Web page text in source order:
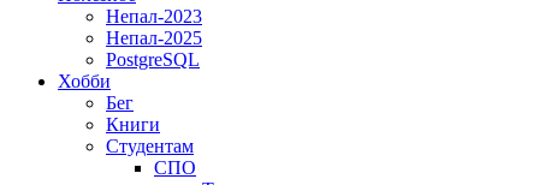
Непал-2023
Непал-2025
PostgreSQL
Хобби
Бег
Книги
Студентам
СПО